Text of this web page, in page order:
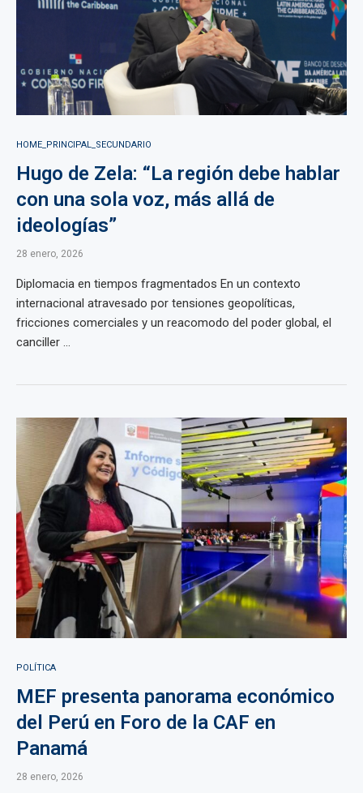
HOME_PRINCIPAL_SECUNDARIO
Hugo de Zela: “La región debe hablar
con una sola voz, más allá de
ideologías”
28 enero, 2026
Diplomacia en tiempos fragmentados En un contexto
internacional atravesado por tensiones geopolíticas,
fricciones comerciales y un reacomodo del poder global, el
canciller ...
POLÍTICA
MEF presenta panorama económico
del Perú en Foro de la CAF en
Panamá
28 enero, 2026